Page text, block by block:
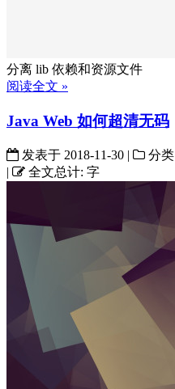
分离 lib 依赖和资源文件
阅读全文 »
Java Web 如何超清无码
发表于 2018-11-30 | 分类
|
全文总计: 字